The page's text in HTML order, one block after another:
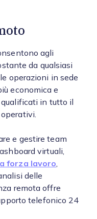
agli
da qualsiasi
operazioni in sede
economica e
in tutto il
e gestire team
virtuali,
forza lavoro
delle
remota offre
telefonico 24